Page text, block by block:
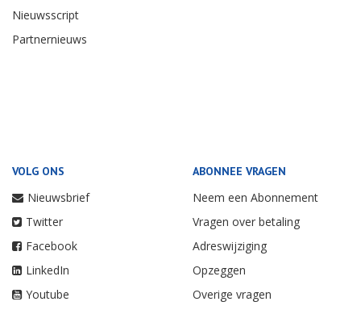
Nieuwsscript
Partnernieuws
VOLG ONS
Nieuwsbrief
Twitter
Facebook
LinkedIn
Youtube
ABONNEE VRAGEN
Neem een Abonnement
Vragen over betaling
Adreswijziging
Opzeggen
Overige vragen